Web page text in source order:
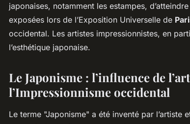
japonaises, notamment les estampes,
exposées lors de l’Exposition Universelle de
occidental. Les artistes impressionnistes, en
l’esthétique japonaise.
Le Japonisme : l’influence de
l’Impressionnisme occidental
Le terme "Japonisme" a été inventé par l’artiste